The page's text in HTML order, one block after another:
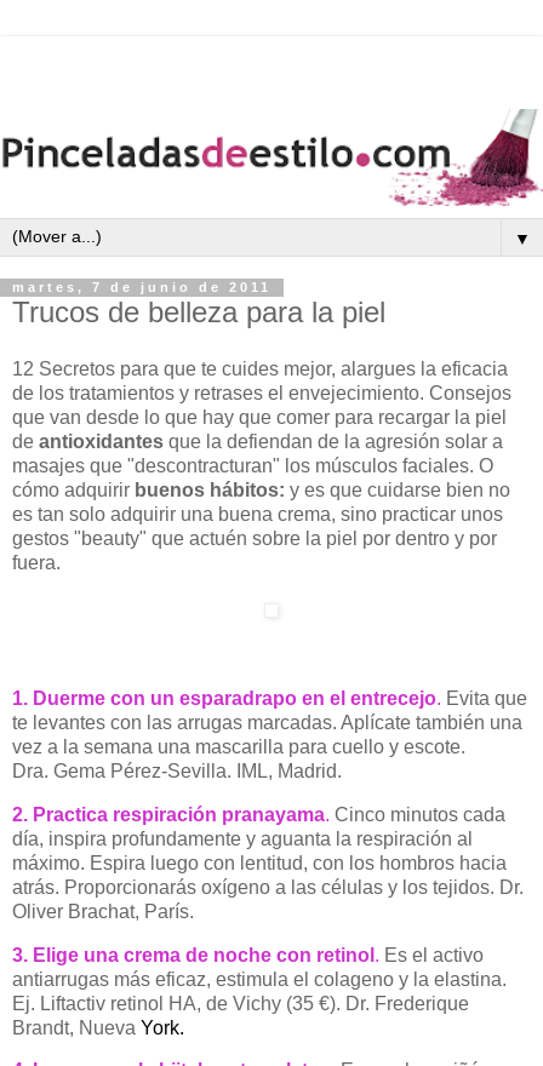
▼
martes, 7 de junio de 2011
Trucos de belleza para la piel
12 Secretos para que te cuides mejor, alargues la eficacia
de los tratamientos y retrases el envejecimiento. Consejos
que van desde lo que hay que comer para recargar la piel
de antioxidantes que la defiendan de la agresión solar a
masajes que "descontracturan" los músculos faciales. O
cómo adquirir buenos hábitos: y es que cuidarse bien no
es tan solo adquirir una buena crema, sino practicar unos
gestos "beauty" que actuén sobre la piel por dentro y por
fuera.
1. Duerme con un esparadrapo en el entrecejo. Evita que
te levantes con las arrugas marcadas. Aplícate también una
vez a la semana una mascarilla para cuello y escote.
Dra. Gema Pérez-Sevilla. IML, Madrid.
2. Practica respiración pranayama. Cinco minutos cada
día, inspira profundamente y aguanta la respiración al
máximo. Espira luego con lentitud, con los hombros hacia
atrás. Proporcionarás oxígeno a las células y los tejidos. Dr.
Oliver Brachat, París.
3. Elige una crema de noche con retinol . Es el activo
antiarrugas más eficaz, estimula el colageno y la elastina.
Ej. Liftactiv retinol HA, de Vichy (35 €). Dr. Frederique
Brandt, Nueva York.